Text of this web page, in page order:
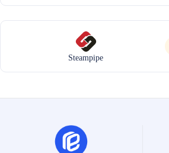
Steampipe